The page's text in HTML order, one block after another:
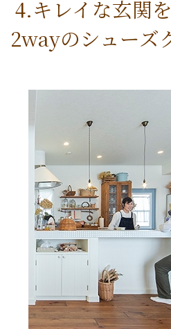
4.キレイな玄関
2wayのシューズ